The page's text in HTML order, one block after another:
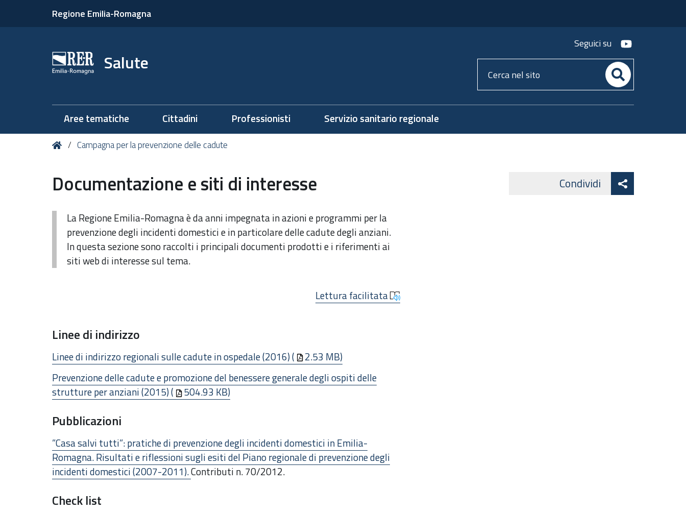
Regione Emilia-Romagna
Salute
Seguici su youtube
Cerca
nel
Aree tematiche Cittadini Professionisti Servizio sanitario regionale
Tu HomeCampagna per la prevenzione delle cadute
Documentazione e siti di interesse
La Regione Emilia-Romagna è da anni impegnata in azioni e programmi per la
prevenzione degli incidenti domestici e in particolare delle cadute degli anziani.
In questa sezione sono raccolti i principali documenti prodotti e i riferimenti ai
siti web di interesse sul tema.
Lettura facilitata
Linee di indirizzo
Linee di indirizzo regionali sulle cadute in ospedale (2016) (
2.53 MB)
Prevenzione delle cadute e promozione del benessere generale degli ospiti delle
strutture per anziani (2015) (
504.93 KB)
Pubblicazioni
”Casa salvi tutti”: pratiche di prevenzione degli incidenti domestici in Emilia-
Romagna. Risultati e riflessioni sugli esiti del Piano regionale di prevenzione degli
incidenti domestici (2007-2011).Contributi n. 70/2012.
Check list
Condividi Facebook
condividi